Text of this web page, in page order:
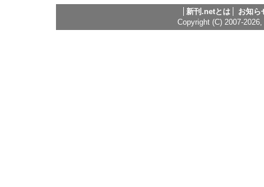
新刊.netとは
お知ら
Copyright (C) 2007-2026,